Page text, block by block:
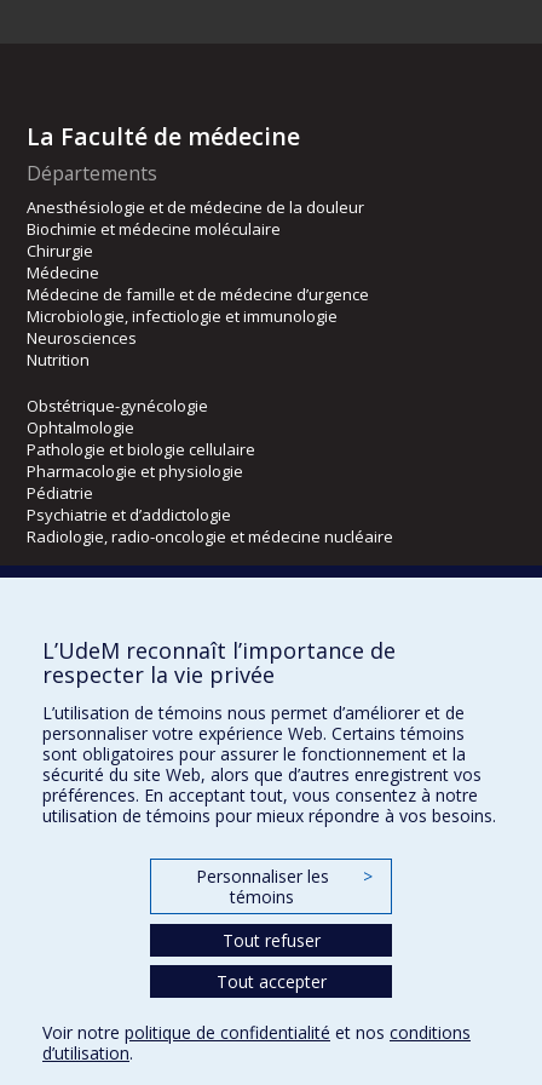
La Faculté de médecine
Départements
Anesthésiologie et de médecine de la douleur
Biochimie et médecine moléculaire
Chirurgie
Médecine
Médecine de famille et de médecine d’urgence
Microbiologie, infectiologie et immunologie
Neurosciences
Nutrition
Obstétrique-gynécologie
Ophtalmologie
Pathologie et biologie cellulaire
Pharmacologie et physiologie
Pédiatrie
Psychiatrie et d’addictologie
Radiologie, radio-oncologie et médecine nucléaire
Kinésiologie et des sciences de l’activité physique
Orthophonie et audiologie
Directions
DPC
CPASS
Politique de confidentialité
L’UdeM reconnaît l’importance de
respecter la vie privée
L’utilisation de témoins nous permet d’améliorer et de
personnaliser votre expérience Web. Certains témoins
sont obligatoires pour assurer le fonctionnement et la
sécurité du site Web, alors que d’autres enregistrent vos
préférences. En acceptant tout, vous consentez à notre
utilisation de témoins pour mieux répondre à vos besoins.
Personnaliser les
témoins
>
Tout refuser
Tout accepter
Voir notre politique de confidentialité et nos conditions
d’utilisation.